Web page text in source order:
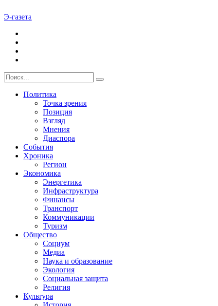
Э-газета
Политика
Точка зрения
Позиция
Взгляд
Мнения
Диаспора
События
Хроника
Регион
Экономика
Энергетика
Инфраструктура
Финансы
Транспорт
Коммуникации
Туризм
Общество
Социум
Медиа
Наука и образование
Экология
Социальная защита
Религия
Культура